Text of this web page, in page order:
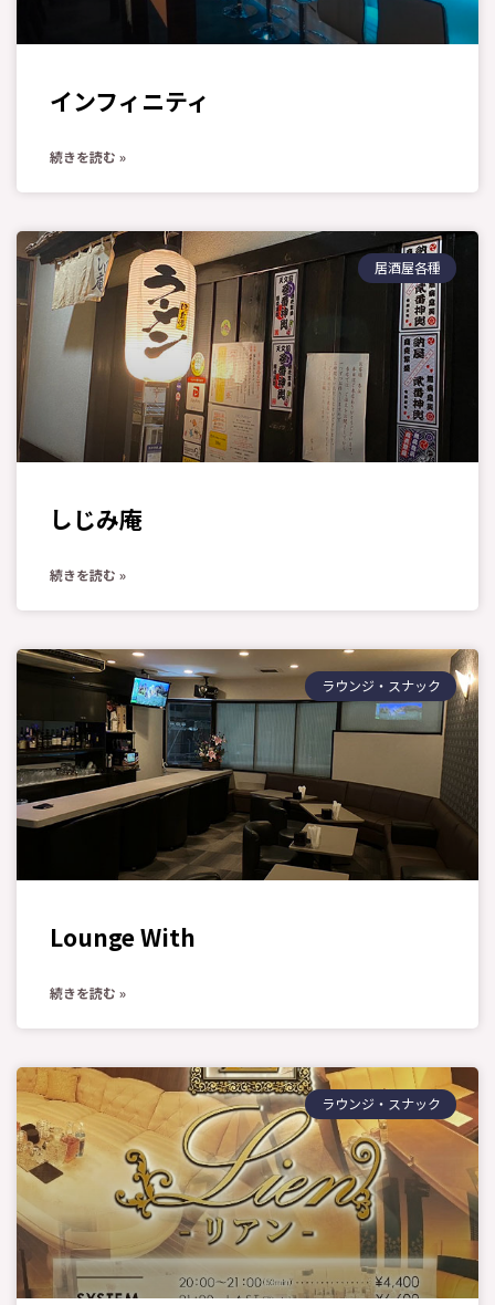
インフィニティ
続きを読む »
居酒屋各種
しじみ庵
続きを読む »
ラウンジ・スナック
Lounge With
続きを読む »
ラウンジ・スナック